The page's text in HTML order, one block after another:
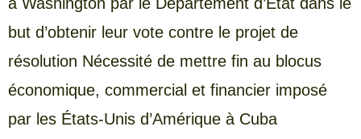
but d’obtenir leur vote contre le projet de
résolution Nécessité de mettre fin au blocus
économique, commercial et financier imposé
par les États-Unis d’Amérique à Cuba